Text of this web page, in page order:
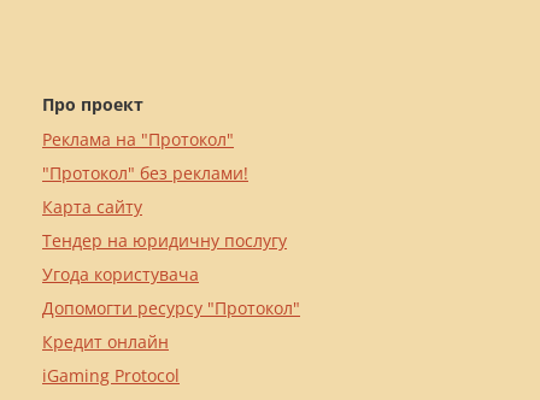
Про проект
Реклама на "Протокол"
"Протокол" без реклами!
Карта сайту
Тендер на юридичну послугу
Угода користувача
Допомогти ресурсу "Протокол"
Кредит онлайн
iGaming Protocol